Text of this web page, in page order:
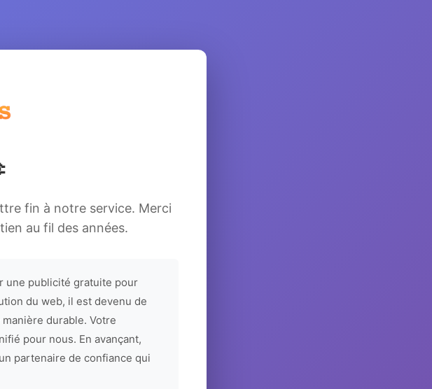
fin à notre service. Merci
au fil des années.
une publicité gratuite pour
du web, il est devenu de
durable. Votre
pour nous. En avançant,
partenaire de confiance qui